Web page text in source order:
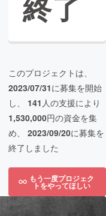
このプロジェクトは、
2023/07/31に募集を開始
し、 141 人の支援により
1,530,000円の資金を集
め、 2023/09/20に募集を
終了しました
もう一度プロジェク
トをやってほしい